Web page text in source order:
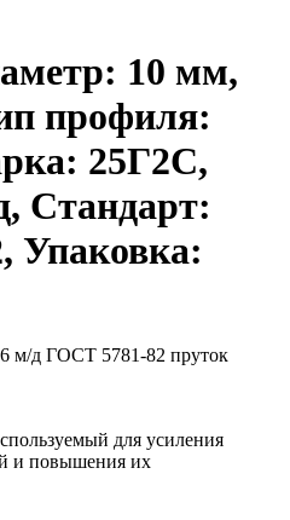
10 мм,
профиля:
25Г2С,
Стандарт:
Упаковка:
м/д ГОСТ 5781-82 пруток
для усиления
и повышения их